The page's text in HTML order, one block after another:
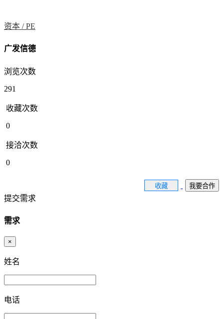
资本 /PE
广发信德
浏览次数
291
收藏次数
0
接洽次数
0
收藏 我要合作
提交需求
需求
×
姓名
电话